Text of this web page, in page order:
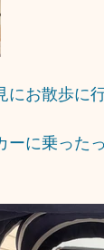
にお散歩に
ーに乗った